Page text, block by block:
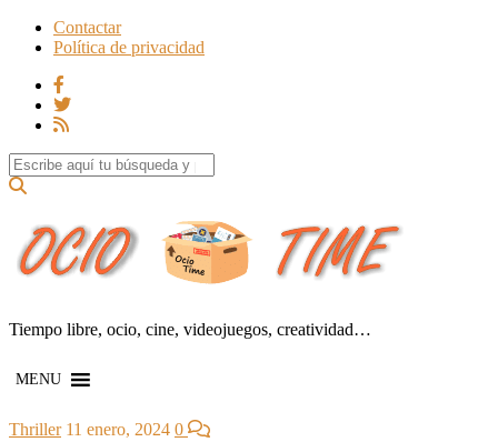
Contactar
Política de privacidad
Search for:
Tiempo libre, ocio, cine, videojuegos, creatividad…
MENU
Thriller 11 enero, 2024 0